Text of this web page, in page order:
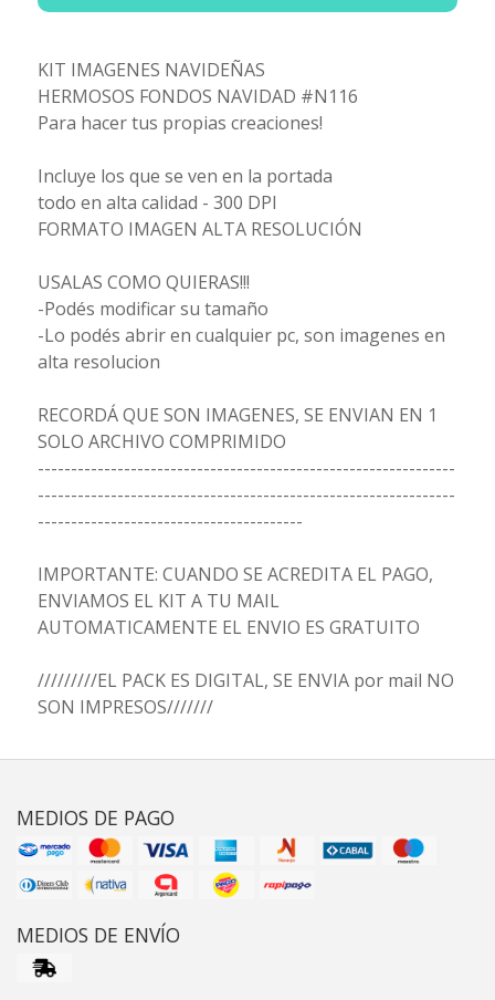
KIT IMAGENES NAVIDEÑAS
HERMOSOS FONDOS NAVIDAD #N116
Para hacer tus propias creaciones!
Incluye los que se ven en la portada
todo en alta calidad - 300 DPI
FORMATO IMAGEN ALTA RESOLUCIÓN
USALAS COMO QUIERAS!!!
-Podés modificar su tamaño
-Lo podés abrir en cualquier pc, son imagenes en
alta resolucion
RECORDÁ QUE SON IMAGENES, SE ENVIAN EN 1
SOLO ARCHIVO COMPRIMIDO
---------------------------------------------------------------
---------------------------------------------------------------
----------------------------------------
IMPORTANTE: CUANDO SE ACREDITA EL PAGO,
ENVIAMOS EL KIT A TU MAIL
AUTOMATICAMENTE EL ENVIO ES GRATUITO
/////////EL PACK ES DIGITAL, SE ENVIA por mail NO
SON IMPRESOS///////
MEDIOS DE PAGO
MEDIOS DE ENVÍO